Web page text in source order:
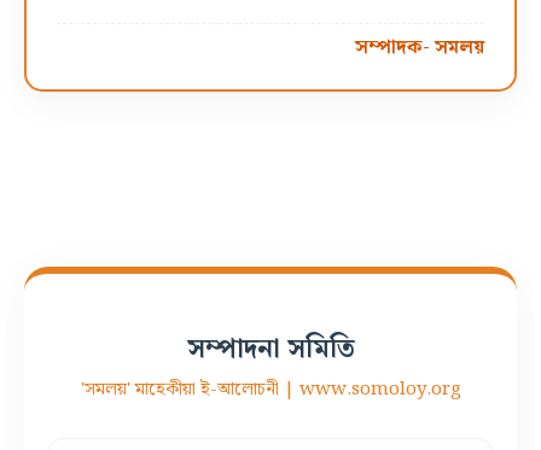
সম্পাদক- সমলয়
সম্পাদনা সমিতি
'সমলয়' মাহেকীয়া ই-আলোচনী | www.somoloy.org